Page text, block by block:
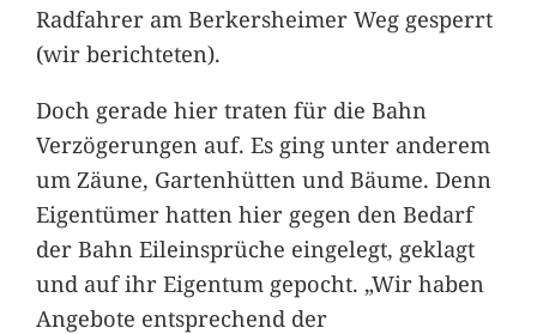
Radfahrer am Berkersheimer Weg gesperrt
(wir berichteten).
Doch gerade hier traten für die Bahn
Verzögerungen auf. Es ging unter anderem
um Zäune, Gartenhütten und Bäume. Denn
Eigentümer hatten hier gegen den Bedarf
der Bahn Eileinsprüche eingelegt, geklagt
und auf ihr Eigentum gepocht. „Wir haben
Angebote entsprechend der